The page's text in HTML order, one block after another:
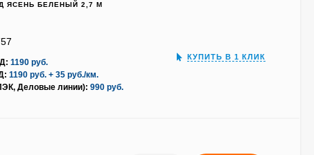
ЯСЕНЬ БЕЛЕНЫЙ 2,7 М
1190 руб.
1190 руб. + 35 руб./км.
Деловые линии): 990 руб.
КУПИТЬ В 1 КЛИК